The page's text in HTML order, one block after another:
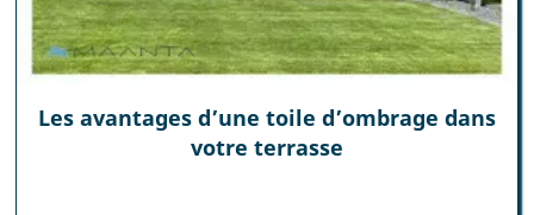
Les avantages d’une toile d’ombrage dans
votre terrasse